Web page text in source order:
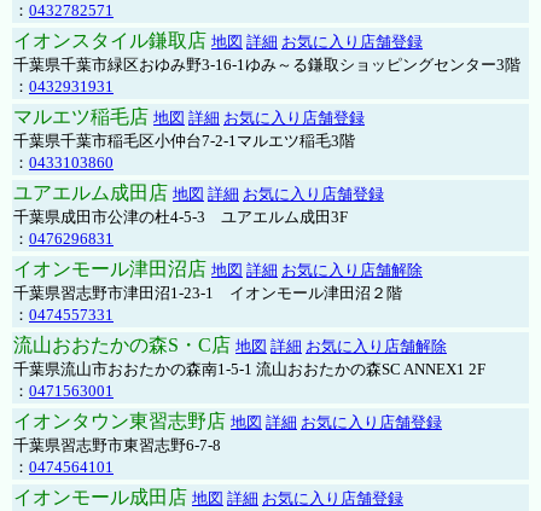
： 0432782571
イオンスタイル鎌取店 地図 詳細 お気に入り店舗登録
千葉県千葉市緑区おゆみ野3-16-1ゆみ～る鎌取ショッピングセンター3階
： 0432931931
マルエツ稲毛店 地図 詳細 お気に入り店舗登録
千葉県千葉市稲毛区小仲台7-2-1マルエツ稲毛3階
： 0433103860
ユアエルム成田店 地図 詳細 お気に入り店舗登録
千葉県成田市公津の杜4-5-3 ユアエルム成田3F
： 0476296831
イオンモール津田沼店 地図 詳細 お気に入り店舗解除
千葉県習志野市津田沼1-23-1 イオンモール津田沼２階
： 0474557331
流山おおたかの森S・C店 地図 詳細 お気に入り店舗解除
千葉県流山市おおたかの森南1-5-1 流山おおたかの森SC ANNEX1 2F
： 0471563001
イオンタウン東習志野店 地図 詳細 お気に入り店舗登録
千葉県習志野市東習志野6-7-8
： 0474564101
イオンモール成田店 地図 詳細 お気に入り店舗登録